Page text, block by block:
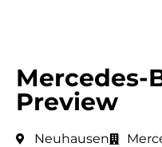
Mercedes-
Preview
Neuhausen